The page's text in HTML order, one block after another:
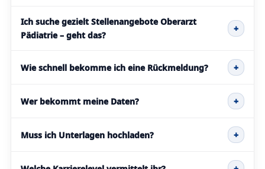
Ich suche gezielt Stellenangebote Oberarzt
Pädiatrie – geht das?
+
Wie schnell bekomme ich eine Rückmeldung? +
Wer bekommt meine Daten? +
Muss ich Unterlagen hochladen? +